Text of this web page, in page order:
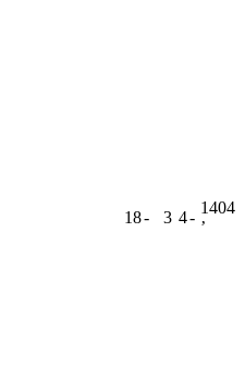
18- 3 4-
1404
ʼ